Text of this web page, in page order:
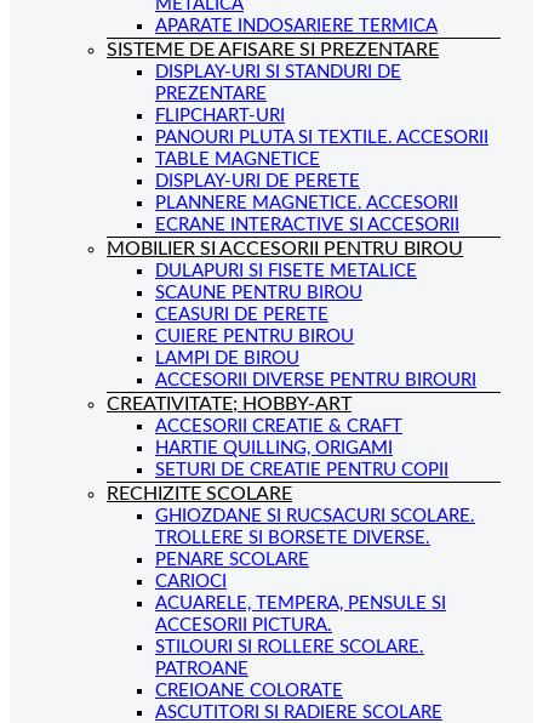
METALICA
APARATE INDOSARIERE TERMICA
SISTEME DE AFISARE SI PREZENTARE
DISPLAY-URI SI STANDURI DE
PREZENTARE
FLIPCHART-URI
PANOURI PLUTA SI TEXTILE. ACCESORII
TABLE MAGNETICE
DISPLAY-URI DE PERETE
PLANNERE MAGNETICE. ACCESORII
ECRANE INTERACTIVE SI ACCESORII
MOBILIER SI ACCESORII PENTRU BIROU
DULAPURI SI FISETE METALICE
SCAUNE PENTRU BIROU
CEASURI DE PERETE
CUIERE PENTRU BIROU
LAMPI DE BIROU
ACCESORII DIVERSE PENTRU BIROURI
CREATIVITATE; HOBBY-ART
ACCESORII CREATIE & CRAFT
HARTIE QUILLING, ORIGAMI
SETURI DE CREATIE PENTRU COPII
RECHIZITE SCOLARE
GHIOZDANE SI RUCSACURI SCOLARE.
TROLLERE SI BORSETE DIVERSE.
PENARE SCOLARE
CARIOCI
ACUARELE, TEMPERA, PENSULE SI
ACCESORII PICTURA.
STILOURI SI ROLLERE SCOLARE.
PATROANE
CREIOANE COLORATE
ASCUTITORI SI RADIERE SCOLARE